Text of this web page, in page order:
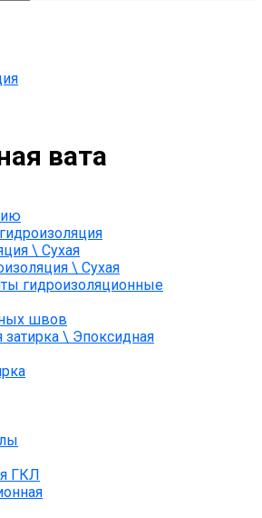
вата
\ Сухая
\ Сухая
гидроизоляционные
швов
\ Эпоксидная
ГКЛ